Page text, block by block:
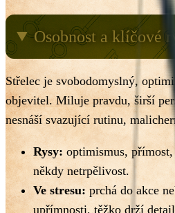
Osobnost a klíčové
Střelec je svobodomyslný,
objevitel. Miluje pravdu, širší
nesnáší svazující rutinu,
Rysy: optimismus,
někdy netrpělivost.
Ve stresu: prchá do akce
upřímnosti, těžko drží